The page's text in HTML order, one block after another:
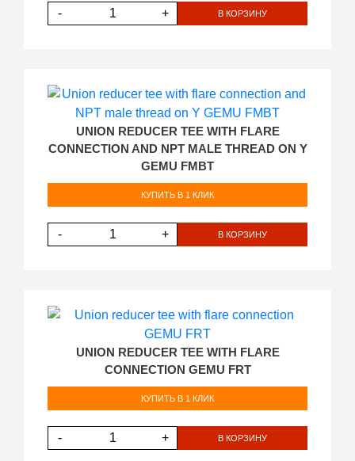
- + В КОРЗИНУ
UNION REDUCER TEE WITH FLARE
CONNECTION AND NPT MALE THREAD ON Y
GEMU FMBT
КУПИТЬ В 1 КЛИК
- + В КОРЗИНУ
UNION REDUCER TEE WITH FLARE
CONNECTION GEMU FRT
КУПИТЬ В 1 КЛИК
- + В КОРЗИНУ